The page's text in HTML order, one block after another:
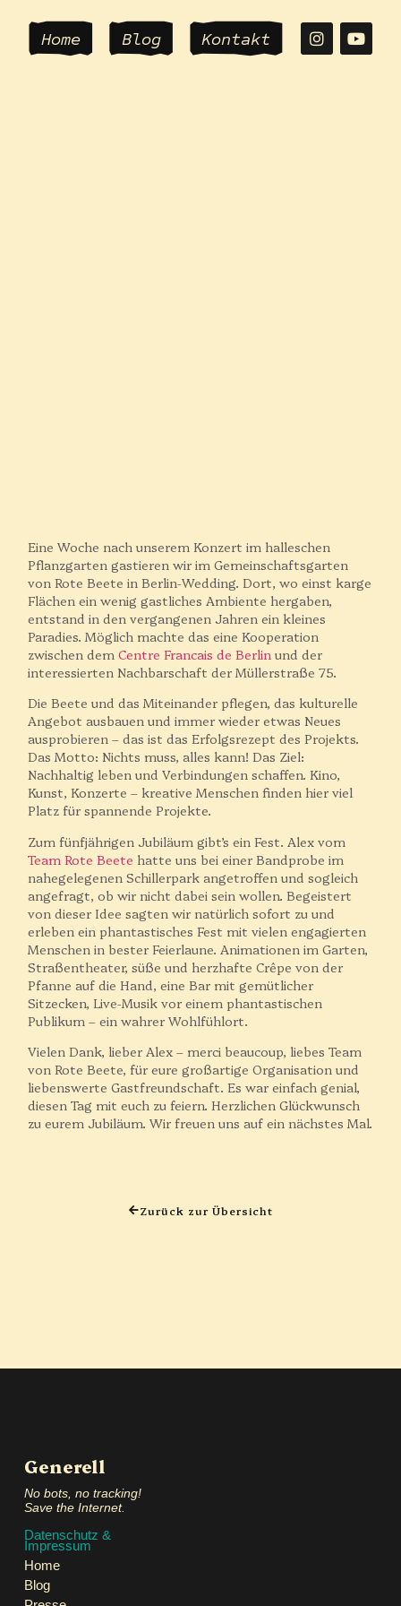
Home Blog Kontakt
Eine Woche nach unserem Konzert im halleschen
Pflanzgarten gastieren wir im Gemeinschaftsgarten
von Rote Beete in Berlin-Wedding. Dort, wo einst karge
Flächen ein wenig gastliches Ambiente hergaben,
entstand in den vergangenen Jahren ein kleines
Paradies. Möglich machte das eine Kooperation
zwischen demCentre Francais de Berlin und der
interessierten Nachbarschaft der Müllerstraße 75.
Die Beete und das Miteinander pflegen, das kulturelle
Angebot ausbauen und immer wieder etwas Neues
ausprobieren – das ist das Erfolgsrezept des Projekts.
Das Motto: Nichts muss, alles kann! Das Ziel:
Nachhaltig leben und Verbindungen schaffen. Kino,
Kunst, Konzerte – kreative Menschen finden hier viel
Platz für spannende Projekte.
Zum fünfjährigen Jubiläum gibt’s ein Fest. Alex vom
Team Rote Beete hatte uns bei einer Bandprobe im
nahegelegenen Schillerpark angetroffen und sogleich
angefragt, ob wir nicht dabei sein wollen. Begeistert
von dieser Idee sagten wir natürlich sofort zu und
erleben ein phantastisches Fest mit vielen engagierten
Menschen in bester Feierlaune. Animationen im Garten,
Straßentheater, süße und herzhafte Crêpe von der
Pfanne auf die Hand, eine Bar mit gemütlicher
Sitzecken, Live-Musik vor einem phantastischen
Publikum – ein wahrer Wohlfühlort.
Vielen Dank, lieber Alex – merci beaucoup, liebes Team
von Rote Beete, für eure großartige Organisation und
liebenswerte Gastfreundschaft. Es war einfach genial,
diesen Tag mit euch zu feiern. Herzlichen Glückwunsch
zu eurem Jubiläum. Wir freuen uns auf ein nächstes Mal.
Zurück zur Übersicht
Generell
No bots, no tracking!
Save the Internet.
Datenschutz &
Impressum
Home
Blog